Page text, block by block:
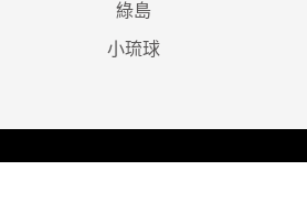
綠島
小琉球